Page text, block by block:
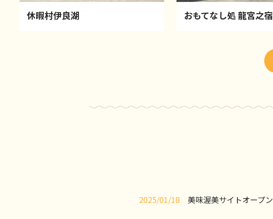
休暇村伊良湖 おもてなし処 龍宮之宿
2025/01/18 美味渥美サイトオープン